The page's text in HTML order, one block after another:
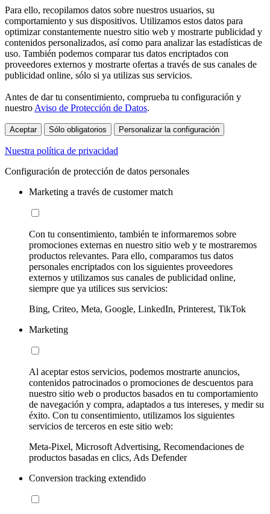
Para ello, recopilamos datos sobre nuestros usuarios, su
comportamiento y sus dispositivos. Utilizamos estos datos para
optimizar constantemente nuestro sitio web y mostrarte publicidad y
contenidos personalizados, así como para analizar las estadísticas de
uso. También podemos comparar tus datos encriptados con
proveedores externos y mostrarte ofertas a través de sus canales de
publicidad online, sólo si ya utilizas sus servicios.
Antes de dar tu consentimiento, comprueba tu configuración y
nuestro Aviso de Protección de Datos.
Aceptar Sólo obligatorios Personalizar la configuración
Nuestra política de privacidad
Configuración de protección de datos personales
Marketing a través de customer match
Con tu consentimiento, también te informaremos sobre
promociones externas en nuestro sitio web y te mostraremos
productos relevantes. Para ello, comparamos tus datos
personales encriptados con los siguientes proveedores
externos y utilizamos sus canales de publicidad online,
siempre que ya utilices sus servicios:
Bing, Criteo, Meta, Google, LinkedIn, Printerest, TikTok
Marketing
Al aceptar estos servicios, podemos mostrarte anuncios,
contenidos patrocinados o promociones de descuentos para
nuestro sitio web o productos basados en tu comportamiento
de navegación y compra, adaptados a tus intereses, y medir su
éxito. Con tu consentimiento, utilizamos los siguientes
servicios de terceros en este sitio web:
Meta-Pixel, Microsoft Advertising, Recomendaciones de
productos basadas en clics, Ads Defender
Conversion tracking extendido